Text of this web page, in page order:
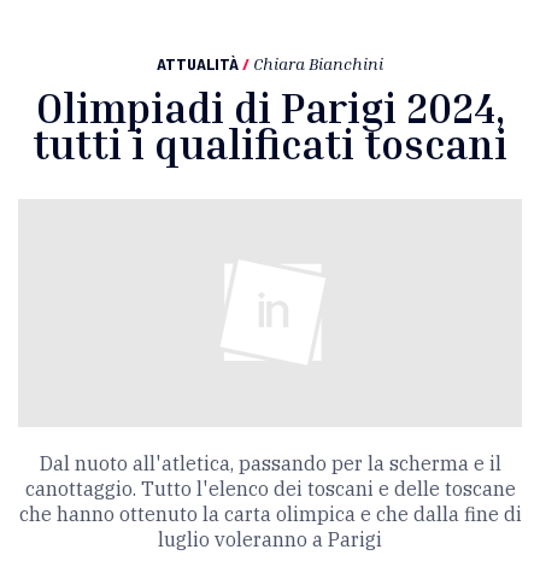
ATTUALITÀ/ Chiara Bianchini
Olimpiadi di Parigi 2024,
tutti i qualificati toscani
Dal nuoto all'atletica, passando per la scherma e il
canottaggio. Tutto l'elenco dei toscani e delle toscane
che hanno ottenuto la carta olimpica e che dalla fine di
luglio voleranno a Parigi